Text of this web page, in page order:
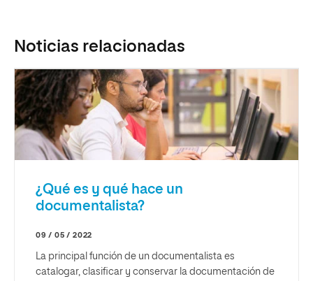
Noticias relacionadas
¿Qué es y qué hace un
documentalista?
09 / 05 / 2022
La principal función de un documentalista es
catalogar, clasificar y conservar la documentación de